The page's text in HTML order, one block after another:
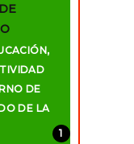
DE
DE LA